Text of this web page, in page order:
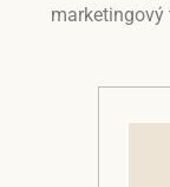
marketingový